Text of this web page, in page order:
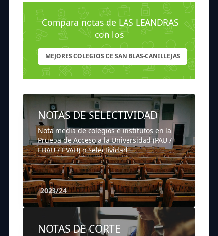
Compara notas de LAS LEANDRAS
con los
MEJORES COLEGIOS DE SAN BLAS-CANILLEJAS
NOTAS DE SELECTIVIDAD
Nota media de colegios e institutos en la
Prueba de Acceso a la Universidad (PAU /
EBAU / EVAU) o Selectividad.
2023/24
NOTAS DE CORTE